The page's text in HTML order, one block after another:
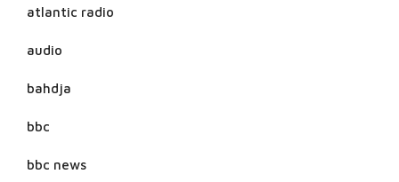
atlantic radio
audio
bahdja
bbc
bbc news